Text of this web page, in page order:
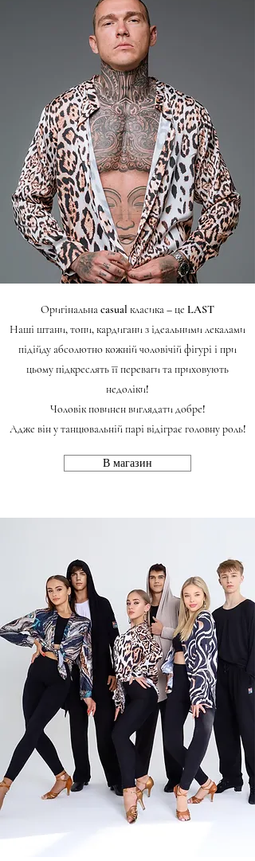
Оригінальна casual класика – це LAST
Наші штани, топи, кардигани з ідеальними лекалами
підійду абсолютно кожній чоловічій фігурі і при
цьому підкреслять її переваги та приховують
недоліки!
Чоловік повинен виглядати добре!
Адже він у танцювальній парі відіграє головну роль!
В магазин